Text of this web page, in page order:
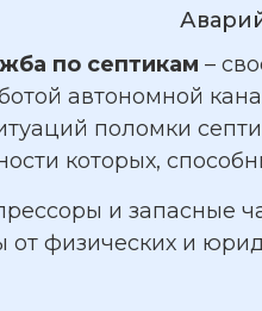
по септикам –
автономной
поломки
которых,
и запасные
от физических и